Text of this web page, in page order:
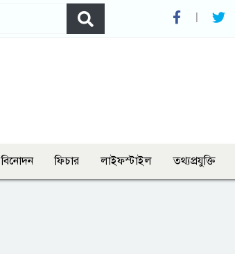
বিনোদন ফিচার লাইফস্টাইল তথ্যপ্রযুক্তি